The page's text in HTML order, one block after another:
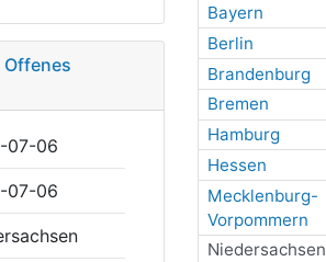
Bayern
Berlin
Brandenburg
Bremen
Hamburg
Hessen
Mecklenburg-
Vorpommern
Niedersachsen
07-06
07-06